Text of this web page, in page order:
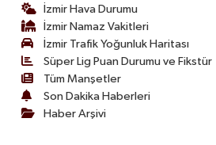
İzmir Hava Durumu
İzmir Namaz Vakitleri
İzmir Trafik Yoğunluk Haritası
Süper Lig Puan Durumu ve Fikstür
Tüm Manşetler
Son Dakika Haberleri
Haber Arşivi